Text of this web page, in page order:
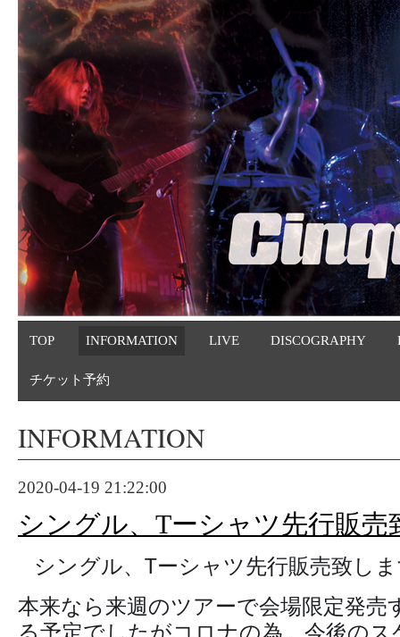
TOP INFORMATION LIVE DISCOGRAPHY
チケット予約
INFORMATION
2020-04-19 21:22:00
シングル、Tーシャツ先行販売
シングル、Tーシャツ先行販売致し
本来なら来週のツアーで会場限定発売